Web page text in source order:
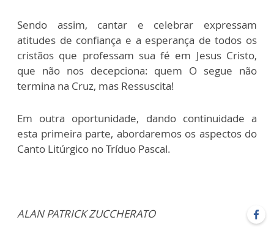
Sendo assim, cantar e celebrar expressam
atitudes de confiança e a esperança de todos os
cristãos que professam sua fé em Jesus Cristo,
que não nos decepciona: quem O segue não
termina na Cruz, mas Ressuscita!
Em outra oportunidade, dando continuidade a
esta primeira parte, abordaremos os aspectos do
Canto Litúrgico no Tríduo Pascal.
ALAN PATRICK ZUCCHERATO